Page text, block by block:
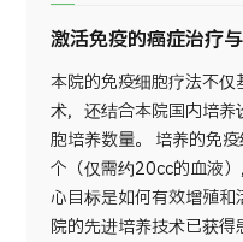
激活免疫的癌症治疗
本院的免疫细胞疗法不
术，还结合本院国内培
胞培养数量。 培养的免
个（仅需约20cc的血液
心目标是如何有效增殖
院的先进培养技术已获得